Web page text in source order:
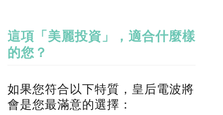
這項「美麗投資」，適合什麼樣
的您？
如果您符合以下特質，皇后電波將
會是您最滿意的選擇：